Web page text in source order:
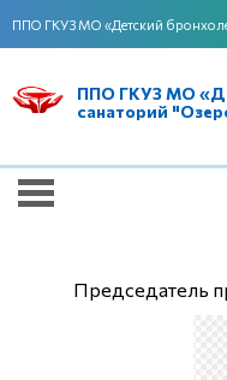
ППО ГКУЗ МО «Детский
ППО ГКУЗ МО
санаторий
Председатель